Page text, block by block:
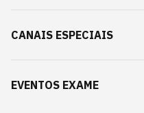
CANAIS ESPECIAIS
EVENTOS EXAME